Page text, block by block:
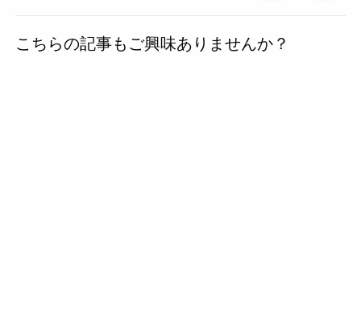
去
こちらの記事もご興味ありませんか？